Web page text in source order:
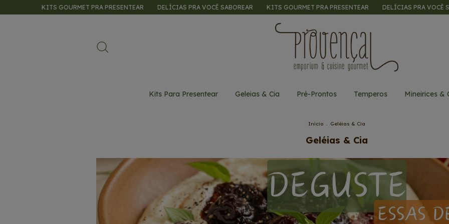
GOURMET PRA PRESENTEAR DELÍCIAS PRA VOCÊ SABOREAR KITS GOURMET PRA PRESENTEAR DELÍCIAS PRA VOCÊ SABOREAR
Kits Para Presentear Geleias & Cia Pré-Prontos Temperos Mineirices &
Início . Geléias & Cia
Geléias & Cia